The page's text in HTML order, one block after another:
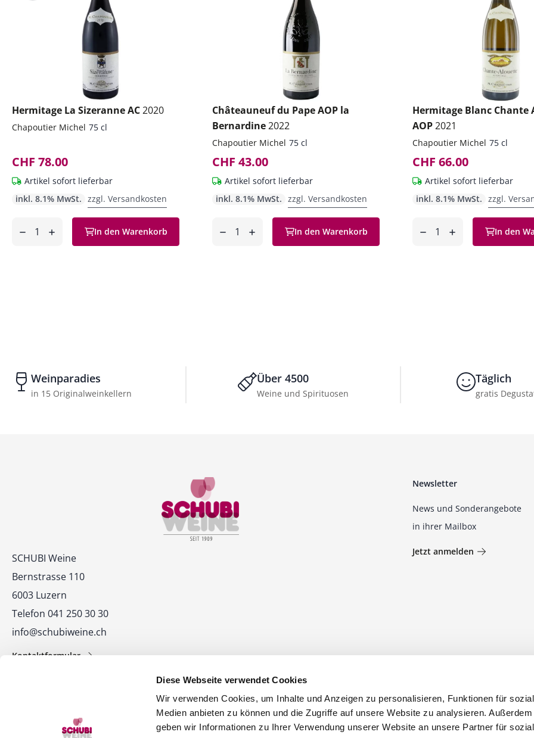
Diese Webseite verwendet Cookies
Wir verwenden Cookies, um Inhalte und Anzeigen zu personalisieren, Funktionen für
Medien anbieten zu können und die Zugriffe auf unsere Website zu analysieren. Außerdem
geben wir Informationen zu Ihrer Verwendung unserer Website an unsere Partner für
Hermitage La Sizeranne AC2020
Chapoutier Michel 75 cl
CHF 78.00
Artikel sofort lieferbar
inkl. 8.1% MwSt. zzgl. Versandkosten
In den Warenkorb
Châteauneuf du Pape AOP la
Bernardine2022
Chapoutier Michel 75 cl
CHF 43.00
Artikel sofort lieferbar
inkl. 8.1% MwSt. zzgl. Versandkosten
In den Warenkorb
Hermitage Blanc Chante
AOP2021
Chapoutier Michel 75 cl
CHF 66.00
Artikel sofort lieferbar
inkl. 8.1% MwSt. zzgl.
In den
Weinparadies
in 15 Originalweinkellern
Über 4500
Weine und Spirituosen
Täglich
gratis
Kontakt
SCHUBI Weine
Bernstrasse 110
6003 Luzern
Telefon 041 250 30 30
info@schubiweine.ch
Kontaktformular
Newsletter
News und Sonderangebote
in ihrer Mailbox
Jetzt anmelden